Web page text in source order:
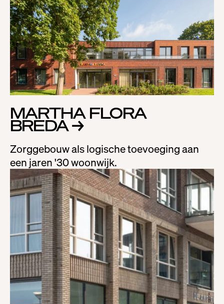
MARTHA FLORA
BREDA→
Zorggebouw als logische toevoeging aan
een jaren '30 woonwijk.